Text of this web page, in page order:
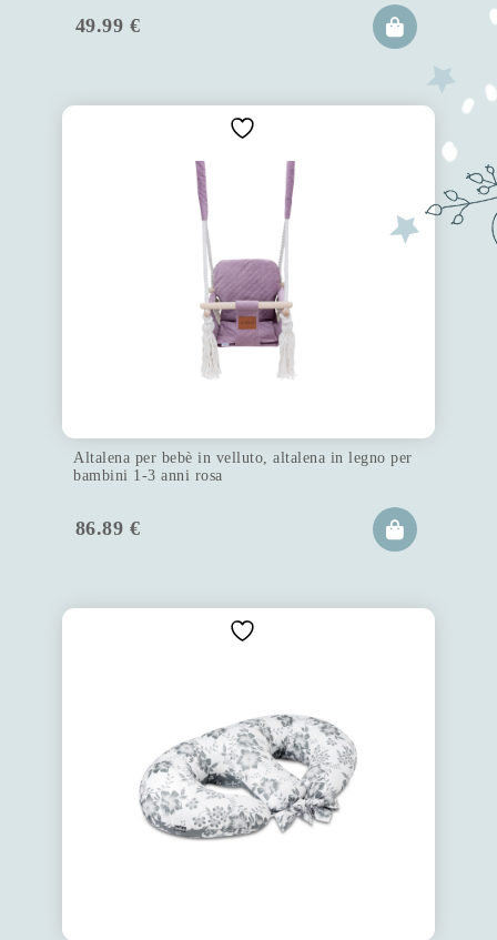
49.99 €
Altalena per bebè in velluto, altalena in legno per
bambini 1-3 anni rosa
86.89 €